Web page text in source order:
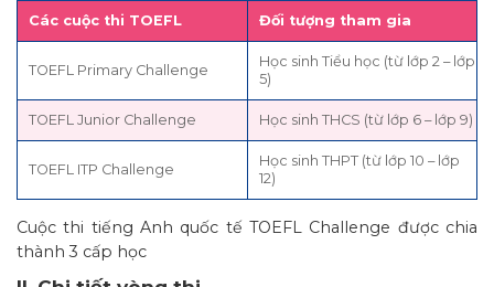
Các cuộc thi TOEFL Đối tượng tham gia
TOEFL Primary Challenge
Học sinh Tiểu học (từ lớp 2 – lớp
5)
TOEFL Junior Challenge Học sinh THCS (từ lớp 6 – lớp 9)
TOEFL ITP Challenge
Học sinh THPT (từ lớp 10 – lớp
12)
Cuộc thi tiếng Anh quốc tế TOEFL Challenge được chia
thành 3 cấp học